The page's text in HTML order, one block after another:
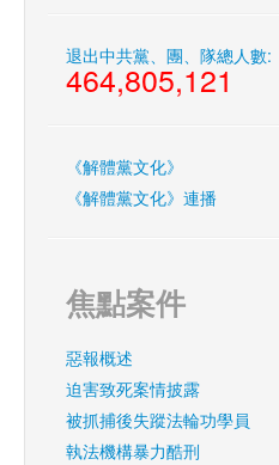
退出中共黨、團、隊總人數:
464,805,121
《解體黨文化》
《解體黨文化》連播
焦點案件
惡報概述
迫害致死案情披露
被抓捕後失蹤法輪功學員
執法機構暴力酷刑